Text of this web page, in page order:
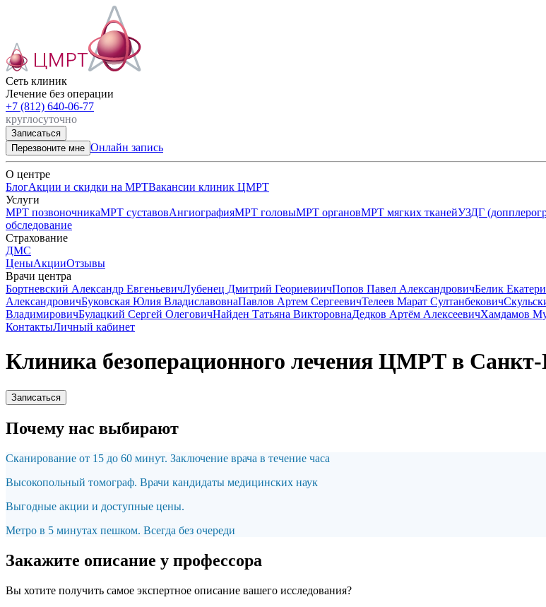
Сеть клиник
Лечение без операции
+7 (812) 640-06-77
круглосуточно
Записаться
Перезвоните мне Онлайн запись
О центре
БлогАкции и скидки на МРТВакансии клиник ЦМРТ
Услуги
МРТ позвоночникаМРТ суставовАнгиографияМРТ головыМРТ органовМРТ мягких тканейУЗДГ
обследование
Страхование
ДМС
ЦеныАкцииОтзывы
Врачи центра
Бортневский Александр ЕвгеньевичЛубенец Дмитрий ГеориевиичПопов Павел АлександровичБелик
АлександровичБуковская Юлия ВладиславовнаПавлов Артем СергеевичТелеев Марат Султанбекович
ВладимировичБулацкий Сергей ОлеговичНайден Татьяна ВикторовнаДедков Артём АлексеевичХамдамов
КонтактыЛичный кабинет
Клиника безоперационного лечения ЦМРТ в Санкт-
Записаться
Почему нас выбирают
Сканирование от 15 до 60 минут. Заключение врача в течение часа
Высокопольный томограф. Врачи кандидаты медицинских наук
Выгодные акции и доступные цены.
Метро в 5 минутах пешком. Всегда без очереди
Закажите описание у профессора
Вы хотите получить самое экспертное описание вашего исследования?